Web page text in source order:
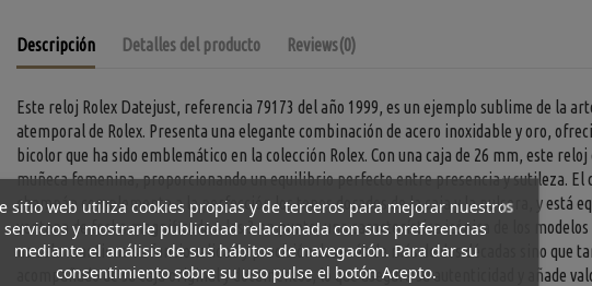
Descripción Detalles del producto Reviews(0)
Este reloj Rolex Datejust, referencia 79173 del año 1999, es un ejemplo sublime de la
atemporal de Rolex. Presenta una elegante combinación de acero inoxidable y oro,
bicolor que ha sido emblemático en la colección Rolex. Con una caja de 26 mm, este
muñeca femenina, proporcionando un equilibrio perfecto entre presencia y sutileza. El
champán complementa a la perfección los tonos dorados de la caja y la pulsera, y está
ventana de fecha magnificada a las 3 en punto, una característica icónica de los
no solo mantiene su funcionalidad y precisión después de más de dos décadas sino que
acompañado de su caja original y documentos, lo que asegura su autenticidad y añade
sitio web utiliza cookies propias y de terceros para mejorar nuestros
servicios y mostrarle publicidad relacionada con sus preferencias
mediante el análisis de sus hábitos de navegación. Para dar su
consentimiento sobre su uso pulse el botón Acepto.